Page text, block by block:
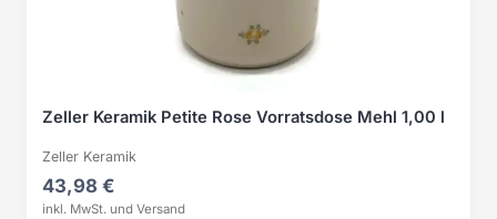
Zeller Keramik Petite Rose Vorratsdose Mehl 1,00 l
Zeller Keramik
43,98 €
inkl. MwSt. und Versand